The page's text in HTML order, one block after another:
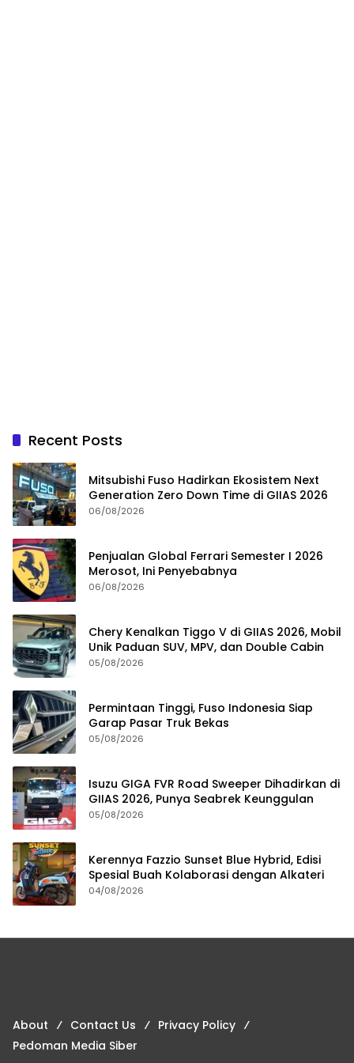
Recent Posts
Mitsubishi Fuso Hadirkan Ekosistem Next
Generation Zero Down Time di GIIAS 2026
06/08/2026
Penjualan Global Ferrari Semester I 2026
Merosot, Ini Penyebabnya
06/08/2026
Chery Kenalkan Tiggo V di GIIAS 2026, Mobil
Unik Paduan SUV, MPV, dan Double Cabin
05/08/2026
Permintaan Tinggi, Fuso Indonesia Siap
Garap Pasar Truk Bekas
05/08/2026
Isuzu GIGA FVR Road Sweeper Dihadirkan di
GIIAS 2026, Punya Seabrek Keunggulan
05/08/2026
Kerennya Fazzio Sunset Blue Hybrid, Edisi
Spesial Buah Kolaborasi dengan Alkateri
04/08/2026
About Contact Us
Privacy Policy
Pedoman Media Siber